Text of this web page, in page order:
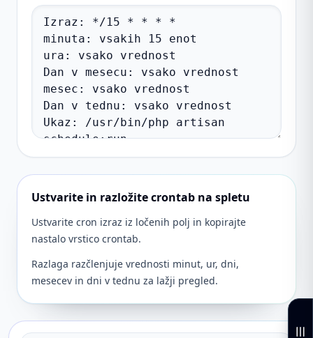
Ustvarite in razložite crontab na spletu
Ustvarite cron izraz iz ločenih polj in kopirajte
nastalo vrstico crontab.
Razlaga razčlenjuje vrednosti minut, ur, dni,
mesecev in dni v tednu za lažji pregled.